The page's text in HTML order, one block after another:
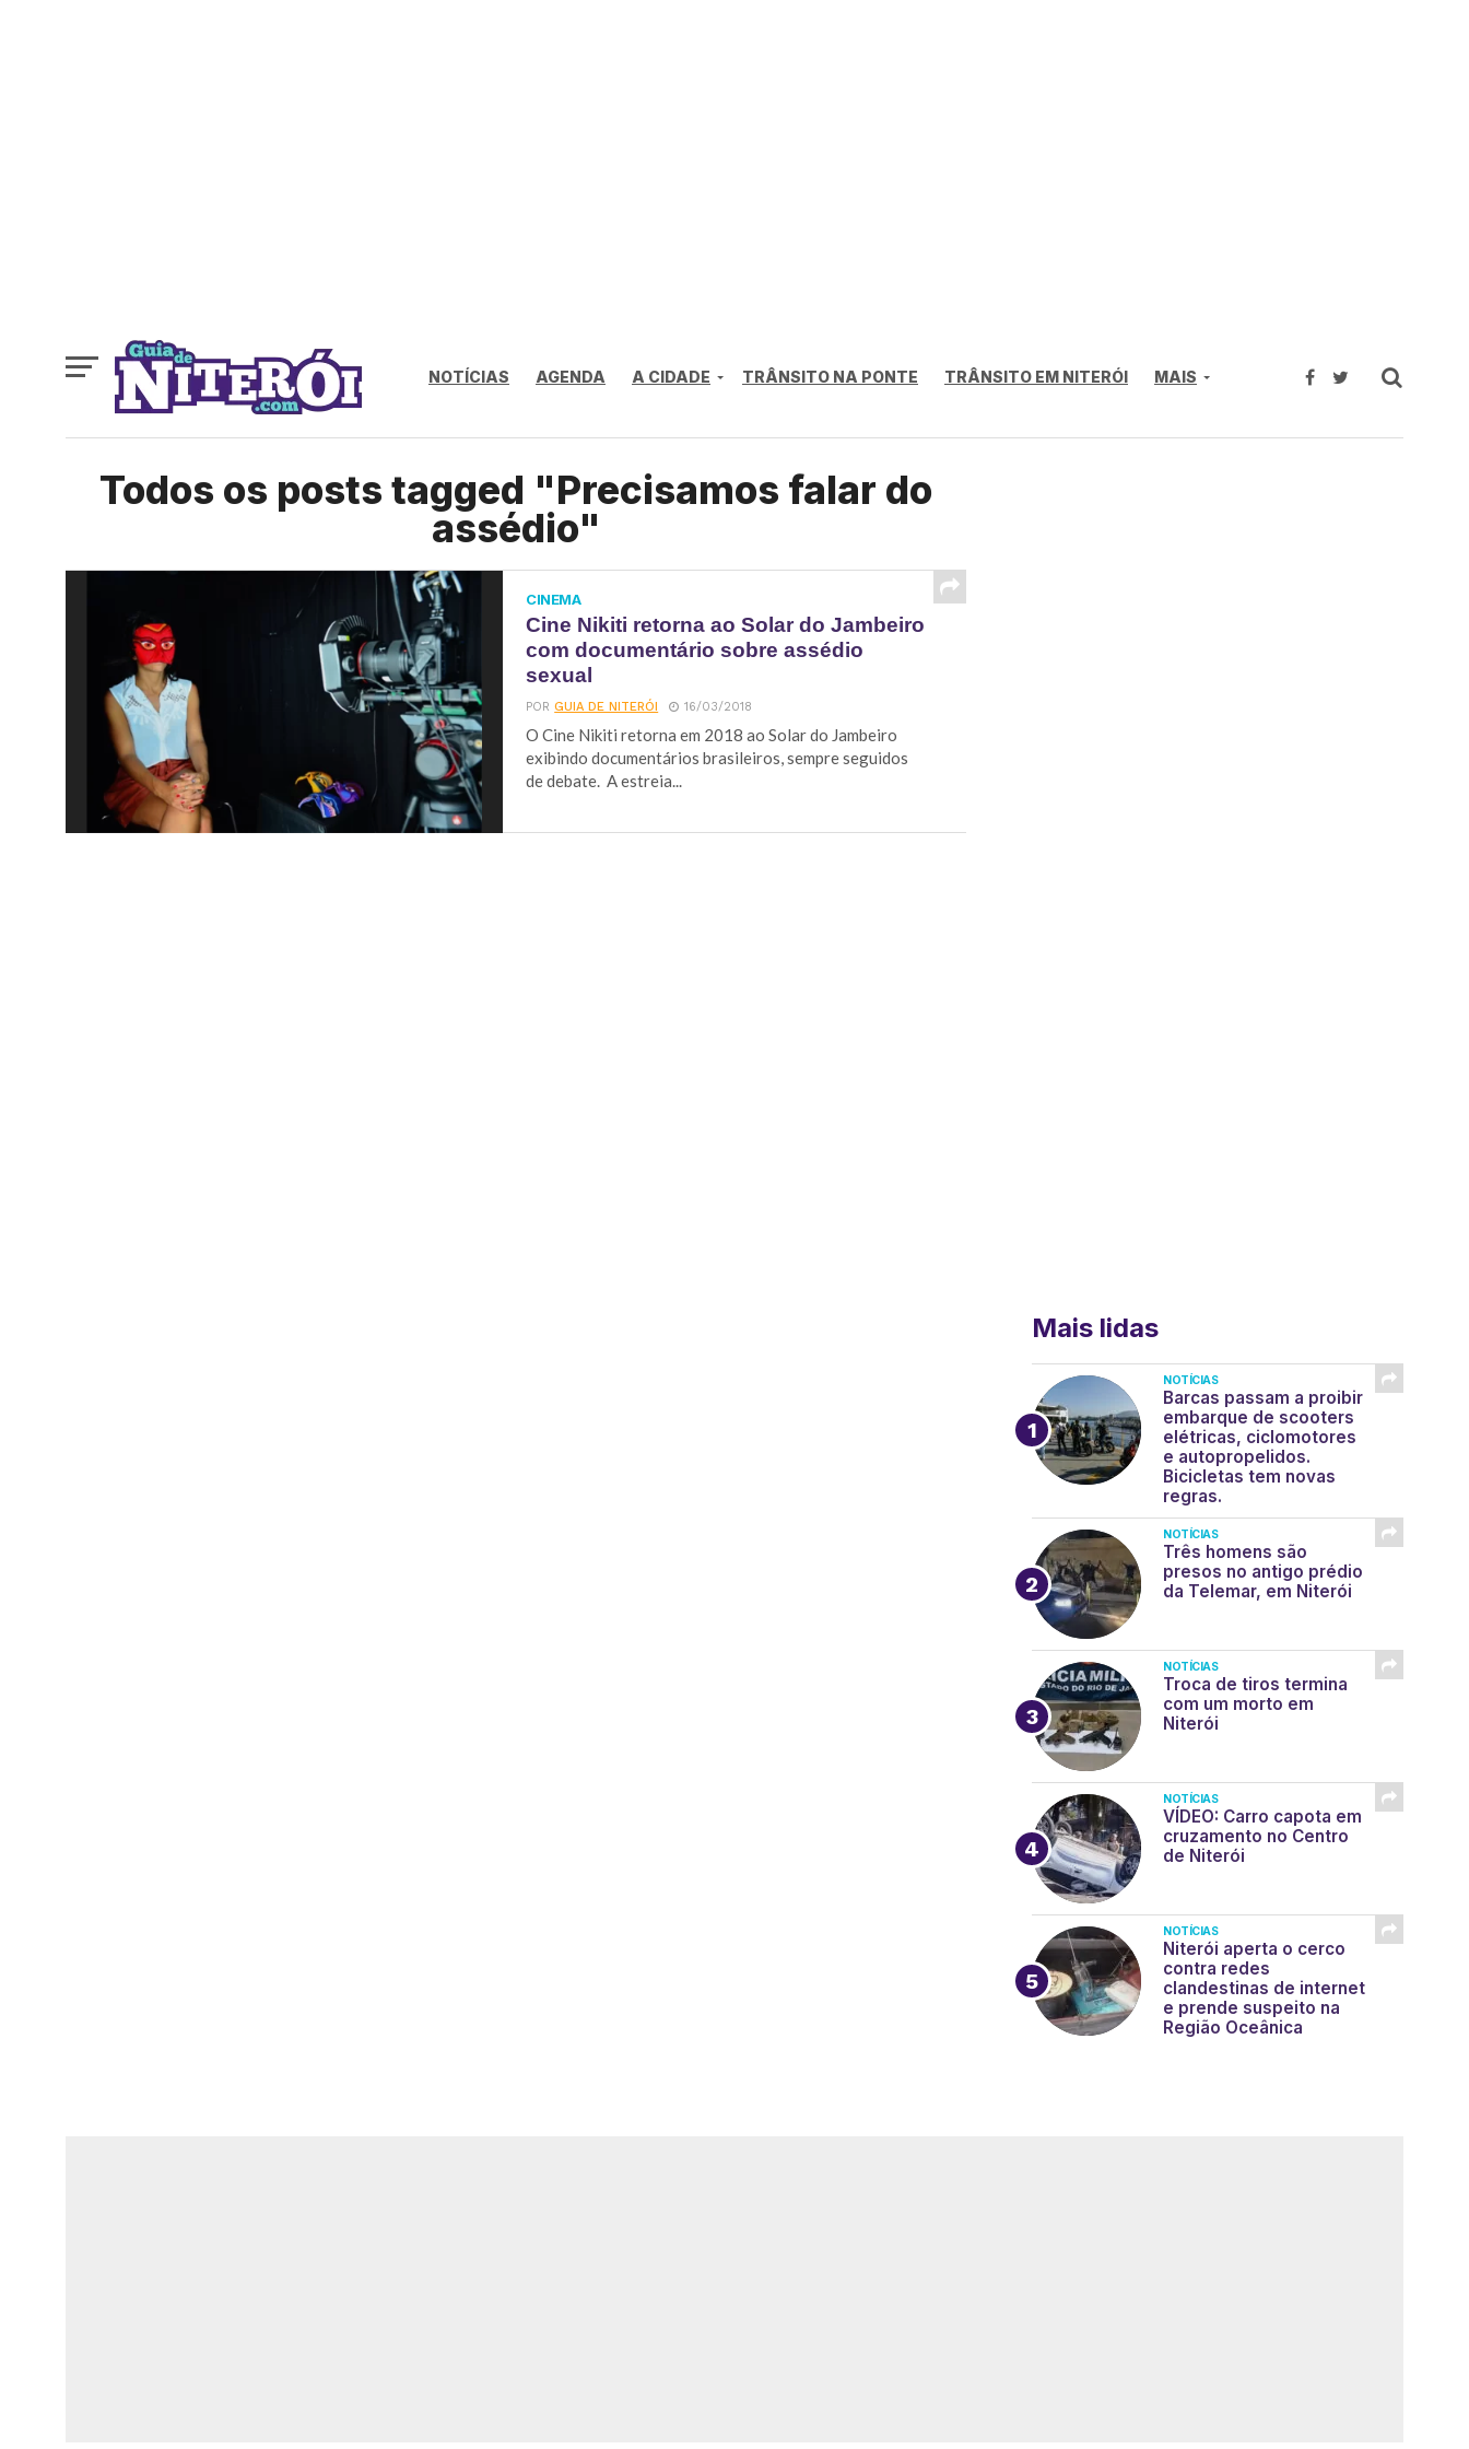
NOTÍCIAS AGENDA A CIDADE TRÂNSITO NA PONTE TRÂNSITO EM NITERÓI MAIS
Todos os posts tagged "Precisamos falar do
assédio"
CINEMA
Cine Nikiti retorna ao Solar do Jambeiro
com documentário sobre assédio
sexual
PORGUIA DE NITERÓI 16/03/2018
O Cine Nikiti retorna em 2018 ao Solar do Jambeiro
exibindo documentários brasileiros, sempre seguidos
de debate. A estreia...
Mais lidas
NOTÍCIAS
Barcas passam a proibir
embarque de scooters
elétricas, ciclomotores
e autopropelidos.
Bicicletas tem novas
regras.
NOTÍCIAS
Três homens são
presos no antigo prédio
da Telemar, em Niterói
NOTÍCIAS
Troca de tiros termina
com um morto em
Niterói
NOTÍCIAS
VÍDEO: Carro capota em
cruzamento no Centro
de Niterói
NOTÍCIAS
Niterói aperta o cerco
contra redes
clandestinas de internet
e prende suspeito na
Região Oceânica